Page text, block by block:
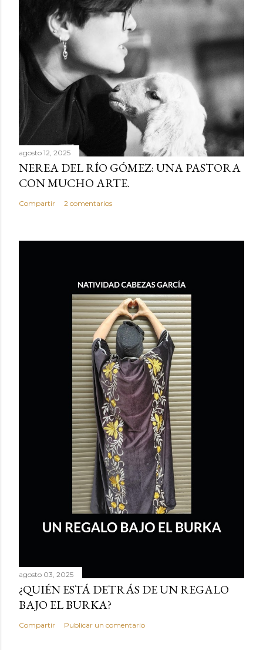
agosto 12, 2025
NEREA DEL RÍO GÓMEZ: UNA PASTORA
CON MUCHO ARTE.
Compartir 2 comentarios
agosto 03, 2025
¿QUIÉN ESTÁ DETRÁS DE UN REGALO
BAJO EL BURKA?
Compartir Publicar un comentario